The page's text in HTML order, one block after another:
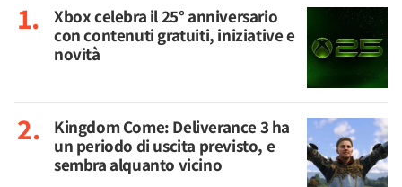
Xbox celebra il 25° anniversario
con contenuti gratuiti, iniziative e
novità
Kingdom Come: Deliverance 3 ha
un periodo di uscita previsto, e
sembra alquanto vicino